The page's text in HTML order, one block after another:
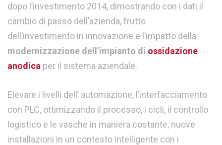
dopo l’investimento 2014, dimostrando con i dati il
cambio di passo dell’azienda, frutto
dell’investimento in innovazione e l’impatto della
modernizzazione dell’impianto di ossidazione
anodica per il sistema aziendale.
Elevare i livelli dell’ automazione, l’interfacciamento
con PLC, ottimizzando il processo, i cicli, il controllo
logistico e le vasche in maniera costante, nuove
installazioni in un contesto intelligente con i